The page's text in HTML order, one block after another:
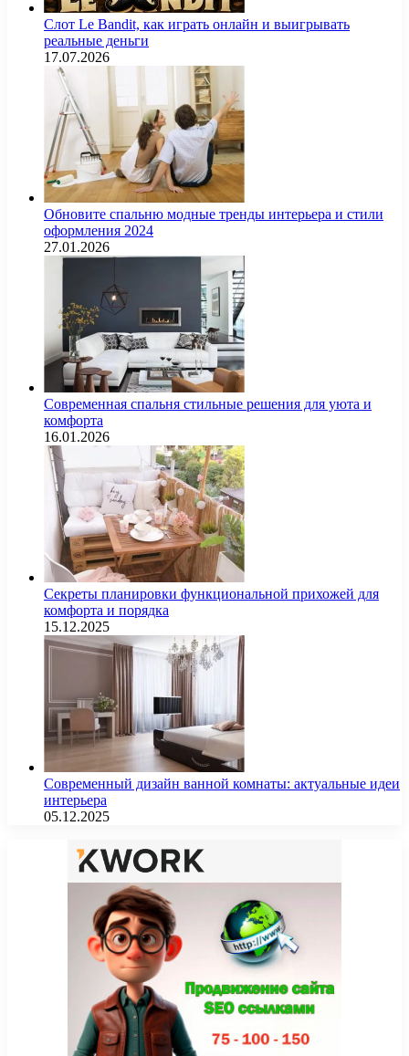
Слот Le Bandit, как играть онлайн и выигрывать
реальные деньги
17.07.2026
Обновите спальню модные тренды интерьера и стили
оформления 2024
27.01.2026
Современная спальня стильные решения для уюта и
комфорта
16.01.2026
Секреты планировки функциональной прихожей для
комфорта и порядка
15.12.2025
Современный дизайн ванной комнаты: актуальные идеи
интерьера
05.12.2025